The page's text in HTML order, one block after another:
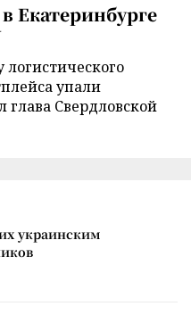
Екатеринбурге
упали
глава Свердловской
украинским